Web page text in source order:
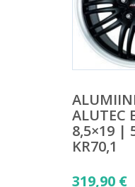
ALUTEC
8,5×19 |
KR70,1
319,90 €